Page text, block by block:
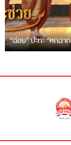
“ฉ่อย” ปะทะ “หกฉ